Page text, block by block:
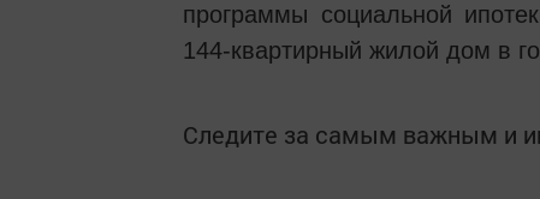
программы социальной
144-квартирный жилой дом в
Следите за самым важным и